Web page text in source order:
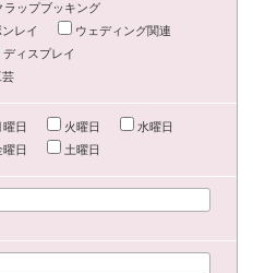
ラップブッキング
レイ
ウェディング関連
ディスプレイ
芸
曜日 火曜日
水曜日
曜日 土曜日